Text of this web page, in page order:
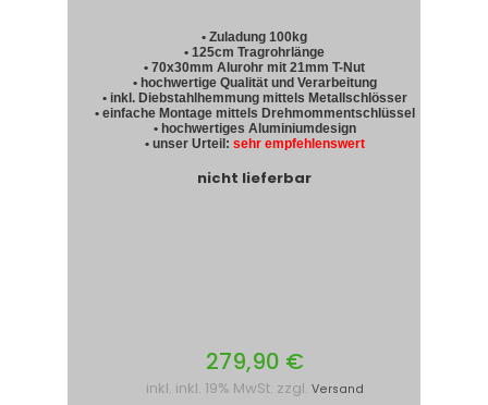
• Zuladung 100kg
• 125cm Tragrohrlänge
• 70x30mm Alurohr mit 21mm T-Nut
• hochwertige Qualität und Verarbeitung
• inkl. Diebstahlhemmung mittels Metallschlösser
• einfache Montage mittels Drehmommentschlüssel
• hochwertiges Aluminiumdesign
• unser Urteil: sehr empfehlenswert
nicht lieferbar
279,90 €
inkl. inkl. 19% MwSt. zzgl. Versand